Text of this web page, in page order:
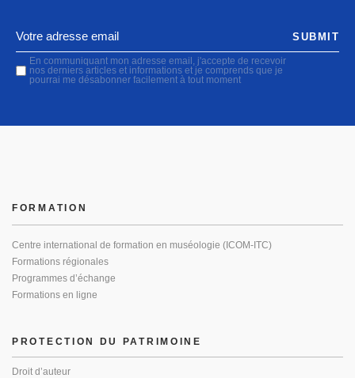
En communiquant mon adresse email, j'accepte de recevoir
nos derniers articles et informations et je comprends que je
pourrai me désabonner facilement à tout moment
SUBMIT
PROTECTION DU PATRIMOINE
Droit d’auteur
FORMATION
Centre international de formation en muséologie (ICOM-ITC)
Formations régionales
Programmes d’échange
Formations en ligne